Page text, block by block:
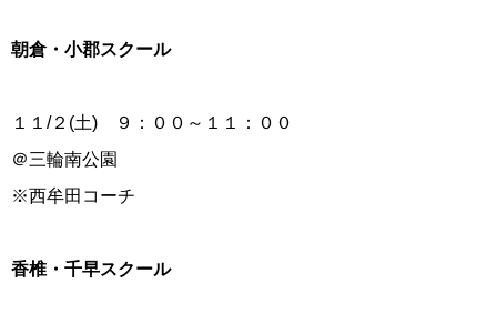
朝倉・小郡スクール
１１/２(土) ９：００～１１：００
＠三輪南公園
※西牟田コーチ
香椎・千早スクール